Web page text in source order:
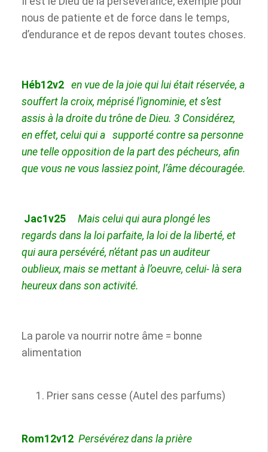
nous de patiente et de force dans le temps,
d’endurance et de repos devant toutes choses.
Héb12v2 en vue de la joie qui lui était réservée, a
souffert la croix, méprisé l’ignominie, et s’est
assis à la droite du trône de Dieu. 3 Considérez,
en effet, celui qui a supporté contre sa personne
une telle opposition de la part des pécheurs, afin
que vous ne vous lassiez point, l’âme découragée.
Jac1v25
Mais celui qui aura plongé les
regards dans la loi parfaite, la loi de la liberté, et
qui aura persévéré, n’étant pas un auditeur
oublieux, mais se mettant à l’oeuvre, celui- là sera
heureux dans son activité.
La parole va nourrir notre âme = bonne
alimentation
Prier sans cesse (Autel des parfums)
Rom12v12 Persévérez dans la prière